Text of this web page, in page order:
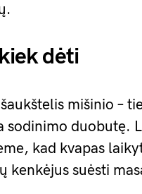
dėti
mišinio –
sodinimo duobutę.
kad kvapas
kenkėjus suėsti